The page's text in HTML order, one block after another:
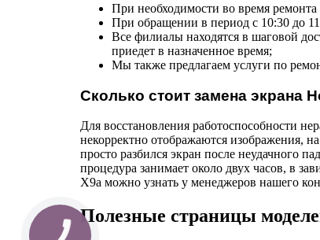
При необходимости во время ремонта
При обращении в период с 10:30 до
Все филиалы находятся в шаговой
приедет в назначенное время;
Мы также предлагаем услуги по
Сколько стоит замена экрана
Для восстановления работоспособности
некорректно отображаются изображения,
просто разбился экран после неудачного
процедура занимает около двух часов, в
X9a можно узнать у менеджеров нашего
Полезные страницы